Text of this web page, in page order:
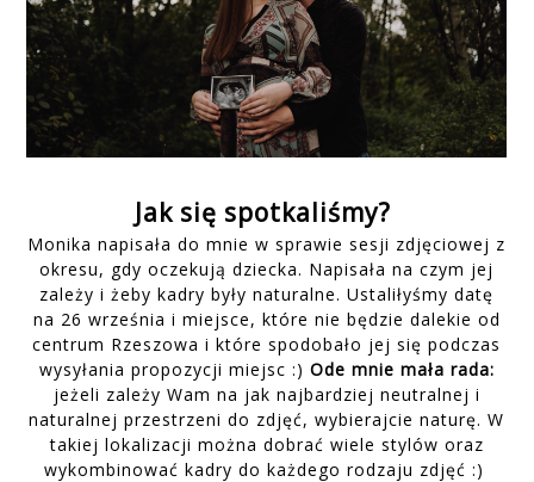
Jak się spotkaliśmy?
Monika napisała do mnie w sprawie sesji zdjęciowej z
okresu, gdy oczekują dziecka. Napisała na czym jej
zależy i żeby kadry były naturalne. Ustaliłyśmy datę
na 26 września i miejsce, które nie będzie dalekie od
centrum Rzeszowa i które spodobało jej się podczas
wysyłania propozycji miejsc :) Ode mnie mała rada:
jeżeli zależy Wam na jak najbardziej neutralnej i
naturalnej przestrzeni do zdjęć, wybierajcie naturę. W
takiej lokalizacji można dobrać wiele stylów oraz
wykombinować kadry do każdego rodzaju zdjęć :)